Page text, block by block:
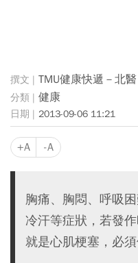
TMU健康快遞－北醫
健康
2013-09-06 11:21
+A -A
胸痛、胸悶、呼吸
冷汗等症狀，若發
就是心肌梗塞，必須